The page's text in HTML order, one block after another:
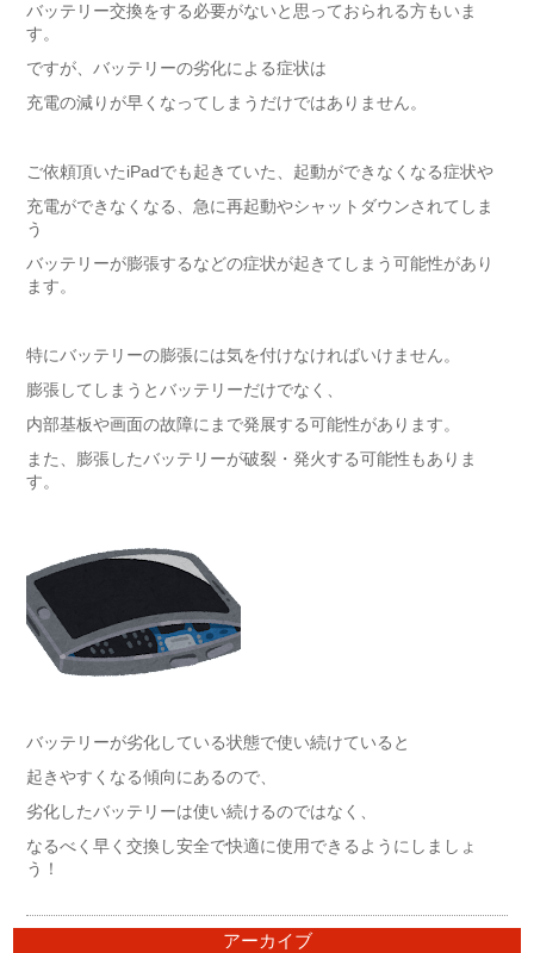
バッテリー交換をする必要がないと思っておられる方もいま
す。
ですが、バッテリーの劣化による症状は
充電の減りが早くなってしまうだけではありません。
ご依頼頂いたiPadでも起きていた、起動ができなくなる症状や
充電ができなくなる、急に再起動やシャットダウンされてしま
う
バッテリーが膨張するなどの症状が起きてしまう可能性があり
ます。
特にバッテリーの膨張には気を付けなければいけません。
膨張してしまうとバッテリーだけでなく、
内部基板や画面の故障にまで発展する可能性があります。
また、膨張したバッテリーが破裂・発火する可能性もありま
す。
バッテリーが劣化している状態で使い続けていると
起きやすくなる傾向にあるので、
劣化したバッテリーは使い続けるのではなく、
なるべく早く交換し安全で快適に使用できるようにしましょ
う！
アーカイブ